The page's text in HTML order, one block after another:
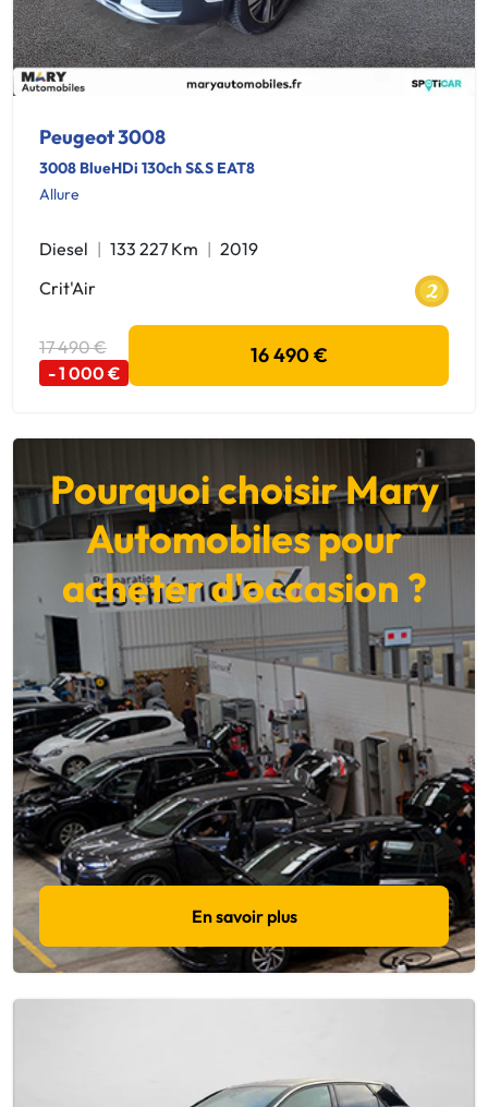
Peugeot 3008
3008 BlueHDi 130ch S&S EAT8
Allure
Diesel 133 227 Km
2019
Crit'Air
17 490 €
- 1 000 €
16 490 €
Pourquoi choisir Mary
Automobiles pour
acheter d'occasion ?
En savoir plus